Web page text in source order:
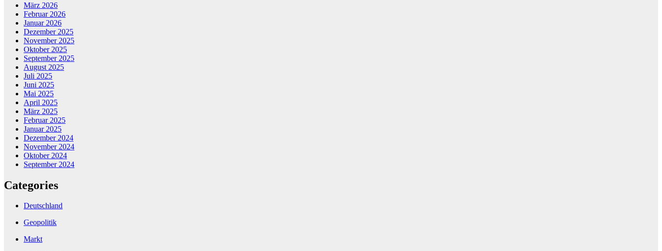
März 2026
Februar 2026
Januar 2026
Dezember 2025
November 2025
Oktober 2025
September 2025
August 2025
Juli 2025
Juni 2025
Mai 2025
April 2025
März 2025
Februar 2025
Januar 2025
Dezember 2024
November 2024
Oktober 2024
September 2024
Categories
Deutschland
Geopolitik
Markt